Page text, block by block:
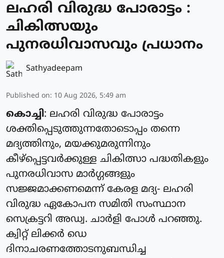
ലഹരി വിരുദ്ധ പോരാട്ടം :
ചികിത്സയും
പുനരധിവാസവും പ്രധാനം
Sathyadeepam
Published on: 10 Aug 2026, 5:49 am
കൊച്ചി: ലഹരി വിരുദ്ധ പോരാട്ടം
ശക്തിപ്പെടുത്തുന്നതോടൊപ്പം തന്നെ
മദ്യത്തിനും, മയക്കുമരുന്നിനും
കീഴ്പ്പെട്ടവർക്കുള്ള ചികിത്സാ പദ്ധതികളും
പുനരധിവാസ മാർഗ്ഗങ്ങളും
സജ്ജമാക്കണമെന്ന് കേരള മദ്യ- ലഹരി
വിരുദ്ധ ഏകോപന സമിതി സംസ്ഥാന
സെക്രട്ടറി അഡ്വ. ചാർളി പോൾ പറഞ്ഞു.
ക്വിറ്റ് ലിക്കർ ഡെ
ദിനാചരണത്തോടനുബന്ധിച്ച